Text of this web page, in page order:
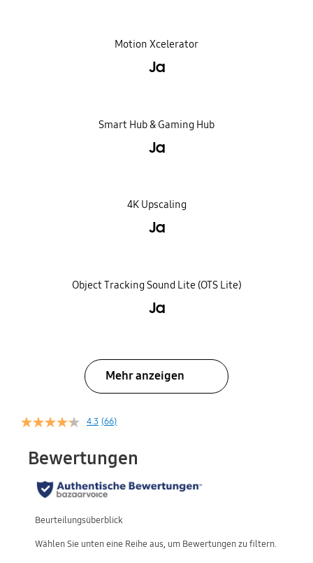
Motion Xcelerator
Ja
Smart Hub & Gaming Hub
Ja
4K Upscaling
Ja
Object Tracking Sound Lite (OTS Lite)
Ja
Mehr anzeigen
4.3 (66)